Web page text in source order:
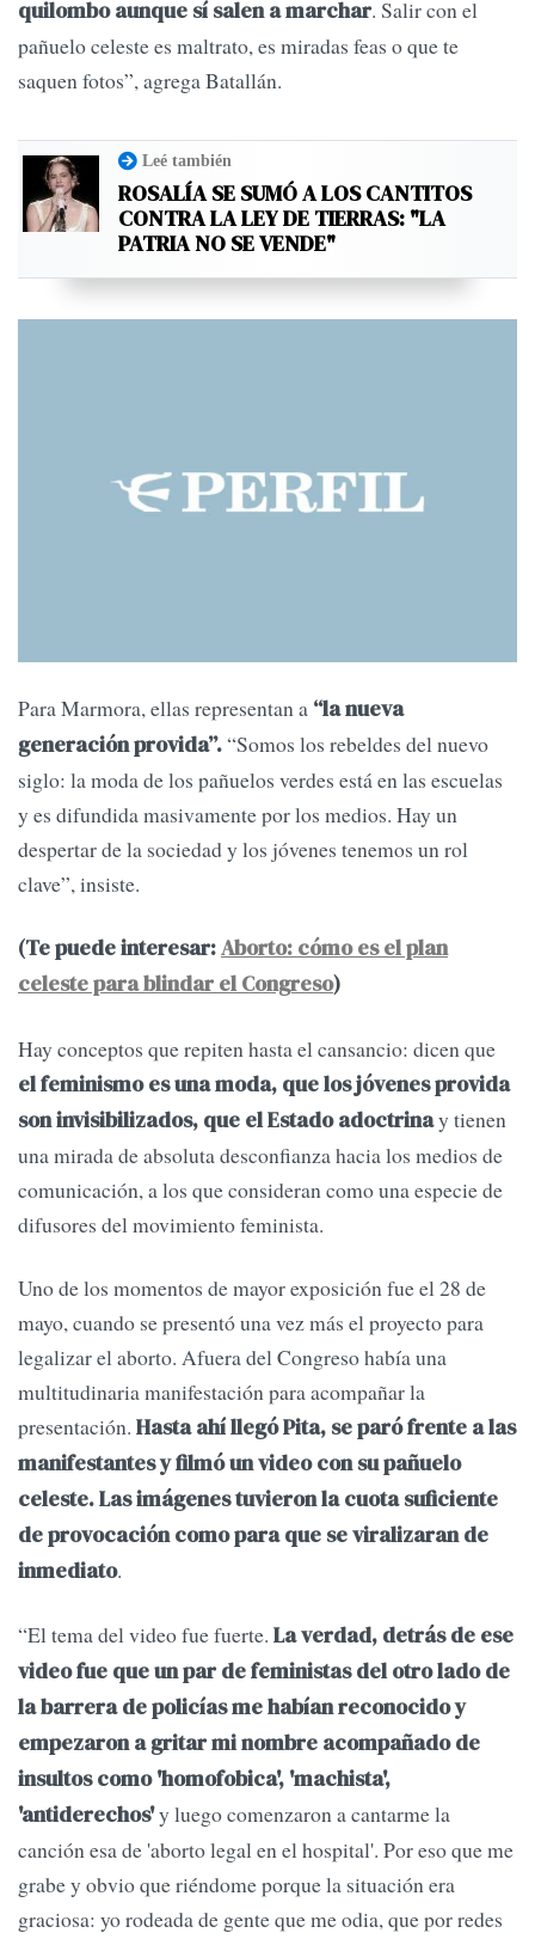
quilombo aunque sí salen a marchar. Salir con el
pañuelo celeste es maltrato, es miradas feas o que te
saquen fotos”, agrega Batallán.
Leé también
ROSALÍA SE SUMÓ A LOS CANTITOS
CONTRA LA LEY DE TIERRAS: "LA
PATRIA NO SE VENDE"
Para Marmora, ellas representan a “la nueva
generación provida”.“Somos los rebeldes del nuevo
siglo: la moda de los pañuelos verdes está en las escuelas
y es difundida masivamente por los medios. Hay un
despertar de la sociedad y los jóvenes tenemos un rol
clave”, insiste.
(Te puede interesar:Aborto: cómo es el plan
celeste para blindar el Congreso)
Hay conceptos que repiten hasta el cansancio: dicen que
el feminismo es una moda, que los jóvenes provida
son invisibilizados, que el Estado adoctrinay tienen
una mirada de absoluta desconfianza hacia los medios de
comunicación, a los que consideran como una especie de
difusores del movimiento feminista.
Uno de los momentos de mayor exposición fue el 28 de
mayo, cuando se presentó una vez más el proyecto para
legalizar el aborto. Afuera del Congreso había una
multitudinaria manifestación para acompañar la
presentación. Hasta ahí llegó Pita, se paró frente a las
manifestantes y filmó un video con su pañuelo
celeste. Las imágenes tuvieron la cuota suficiente
de provocación como para que se viralizaran de
inmediato.
“El tema del video fue fuerte. La verdad, detrás de ese
video fue que un par de feministas del otro lado de
la barrera de policías me habían reconocido y
empezaron a gritar mi nombre acompañado de
insultos como 'homofobica', 'machista',
'antiderechos'y luego comenzaron a cantarme la
canción esa de 'aborto legal en el hospital'. Por eso que me
grabe y obvio que riéndome porque la situación era
graciosa: yo rodeada de gente que me odia, que por redes